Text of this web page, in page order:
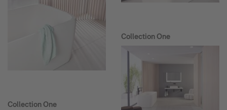
Collection One
Collection One